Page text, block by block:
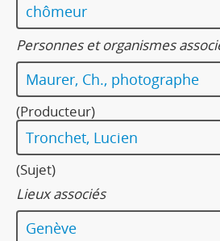
chômeur
Personnes et organismes
Maurer, Ch., photographe
(Producteur)
Tronchet, Lucien
(Sujet)
Lieux associés
Genève